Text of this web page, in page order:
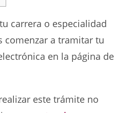
carrera o especialidad
comenzar a tramitar tu
en la página de
este trámite no